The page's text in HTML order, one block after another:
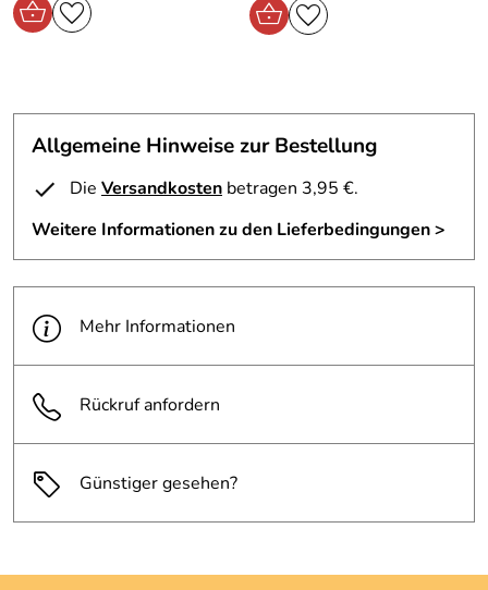
Allgemeine Hinweise zur Bestellung
Die Versandkosten betragen 3,95 €.
Weitere Informationen zu den Lieferbedingungen >
Mehr Informationen
Rückruf anfordern
Günstiger gesehen?